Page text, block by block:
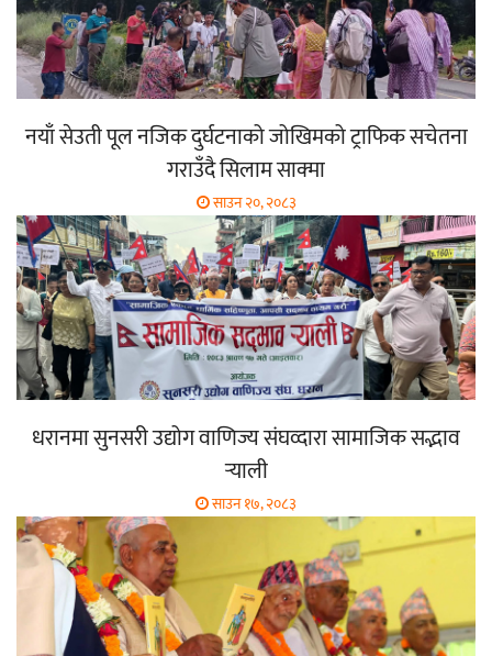
नयाँ सेउती पूल नजिक दुर्घटनाको जोखिमको ट्राफिक सचेतना
गराउँदै सिलाम साक्मा
साउन २०, २०८३
धरानमा सुनसरी उद्योग वाणिज्य संघव्दारा सामाजिक सद्भाव
र्‍याली
साउन १७, २०८३